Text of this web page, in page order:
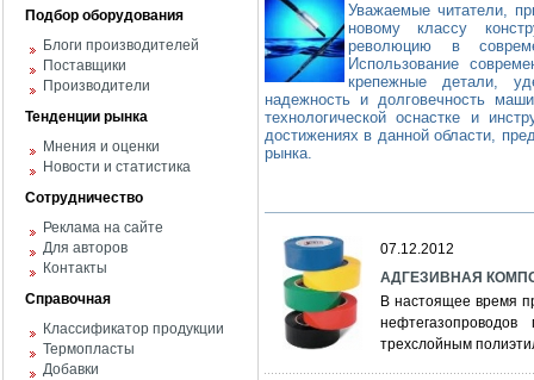
Подбор оборудования
Блоги производителей
Поставщики
Производители
Тенденции рынка
Мнения и оценки
Новости и статистика
Сотрудничество
Реклама на сайте
Для авторов
Контакты
Справочная
Классификатор продукции
Термопласты
Добавки
Уважаемые читатели,
новому классу
революцию в
Использование
крепежные детали,
надежность и долговечность
технологической оснастке и
достижениях в данной области,
рынка.
07.12.2012
АДГЕЗИВНАЯ
В настоящее время
трехслойным